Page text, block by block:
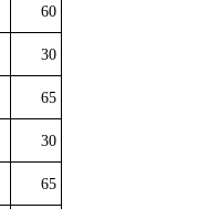
60
30
65
30
65